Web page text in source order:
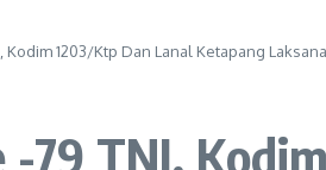
Kodim 1203/Ktp Dan Lanal Ketapang
-79 TNI,